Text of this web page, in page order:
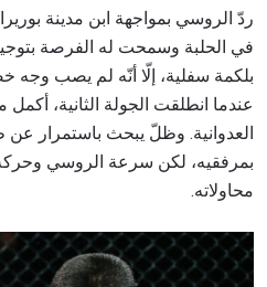
ردّ الروسي بمواجهة ابن مدينة
في الحلبة وسمحت له الفرصة
بلكمة سفلية، إلّا أنّه لم يصب وجه
عندما انطلقت الجولة الثانية،
العدوانية. وظلّ يبحث باستمرار
بمرفقيه، لكن سرعة الروسي
محاولاته.